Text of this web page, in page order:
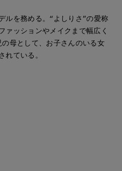
ルを務める。“よしりさ”の愛称
ァッションやメイクまで幅広く
母として、お子さんのいる女
れている。